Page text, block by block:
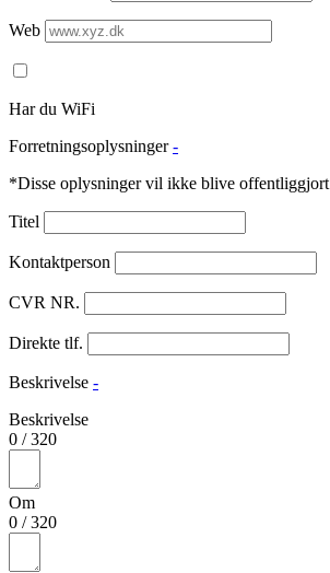
Web
Har du WiFi
Forretningsoplysninger -
*Disse oplysninger vil ikke blive offentliggjort
Titel
Kontaktperson
CVR NR.
Direkte tlf.
Beskrivelse -
Beskrivelse
0 /320
Om
0 /320